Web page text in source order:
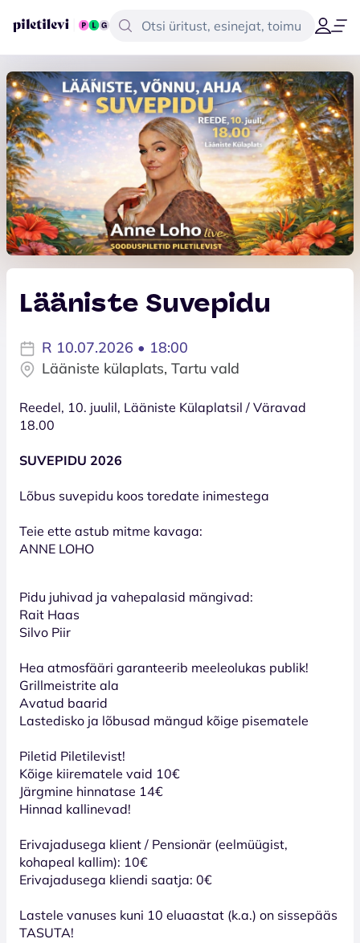
Lääniste Suvepidu
R 10.07.2026 • 18:00
Lääniste külaplats, Tartu vald
Reedel, 10. juulil, Lääniste Külaplatsil / Väravad
18.00
SUVEPIDU 2026
Lõbus suvepidu koos toredate inimestega
Teie ette astub mitme kavaga:
ANNE LOHO
Pidu juhivad ja vahepalasid mängivad:
Rait Haas
Silvo Piir
Hea atmosfääri garanteerib meeleolukas publik!
Grillmeistrite ala
Avatud baarid
Lastedisko ja lõbusad mängud kõige pisematele
Piletid Piletilevist!
Kõige kiirematele vaid 10€
Järgmine hinnatase 14€
Hinnad kallinevad!
Erivajadusega klient / Pensionär (eelmüügist,
kohapeal kallim): 10€
Erivajadusega kliendi saatja: 0€
Lastele vanuses kuni 10 eluaastat (k.a.) on sissepääs
TASUTA!